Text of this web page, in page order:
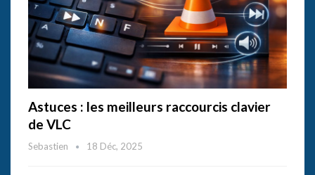
Astuces : les meilleurs raccourcis clavier
de VLC
Sebastien 18 Déc, 2025